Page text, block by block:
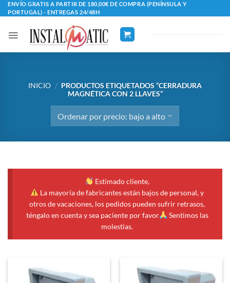
Saltar
al
contenido
ENVÍO GRATIS A PARTIR DE 180,00€ DE COMPRA (PENÍNSULA Y
PORTUGAL) - ENTREGAS 24/48H
INICIO / PRODUCTOS ETIQUETADOS “CERRADURA
MAGNÉTICA CON 2 LLAVES”
Estimado cliente,
La mayoría de fabricantes están bajos de personal, y
otros de vacaciones, los pedidos pueden sufrir retrasos,
téngalo en cuenta y sea paciente por favor
Sentimos las
molestias.